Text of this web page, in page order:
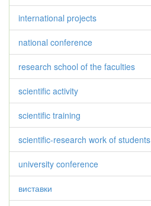
international projects
national conference
research school of the faculties
scientific activity
scientific training
scientific-research work of students
university conference
виставки